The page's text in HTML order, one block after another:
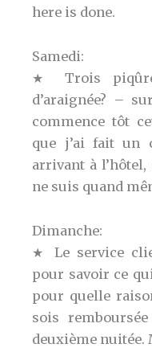
here is done.
Samedi:
★ Trois
d’araignée? –
commence tôt
que j’ai fait un
arrivant à l’hôtel,
ne suis quand
Dimanche:
★ Le service
pour savoir ce
pour quelle
sois
deuxième nuitée.